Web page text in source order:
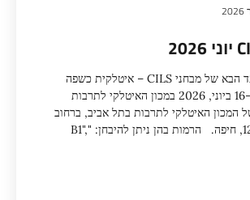
נעדכן כי המועד הבא של מבחני CILS – איטלקית כשפה
זרה, יתקיים ב-16 ביוני, 2026 במכון האיטלקי לתרבות
המכון האיטלקי לתרבות בתל אביב, ברחוב
מאיר רוטברג 12, חיפה. הרמות בהן ניתן להיבחן: "B1",